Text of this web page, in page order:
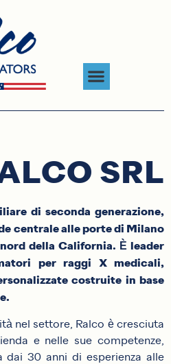
SRL
di seconda generazione,
centrale alle porte di Milano
della California. È leader
per raggi X medicali,
costruite in base
nel settore, Ralco è cresciuta
e nelle sue competenze,
dai 30 anni di esperienza alle